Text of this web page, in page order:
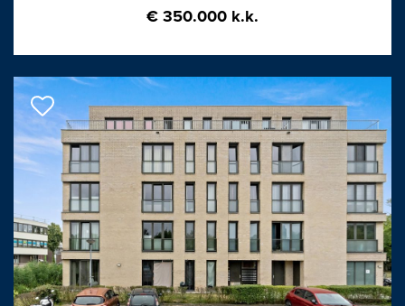
- Rondom geheel voorzien van houten kozijnen met dubbele
- Aktieve VVE met een bijdrage van ca. € 50,-- per maand.
- Verwarming/warmwater middels CV-combiketel (ATAG E),
bouwjaar 2014.
- Materialen-, ouderdoms- en niet-bewonersclausules worden
opgenomen.
- Energielabel C. Gelegen op eigen grond. Woonoppervlakte ca.
Oplevering in overleg
Interesse in deze woning? Schakel uw eigen aankoopmakelaar
€ 350.000 k.k.